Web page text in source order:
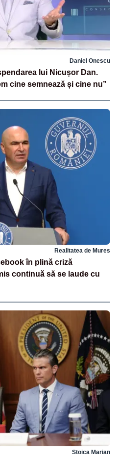
Daniel Onescu
lui Nicușor Dan.
cine semnează și cine nu”
Realitatea de Mures
în plină criză
continuă să se laude cu
Stoica Marian